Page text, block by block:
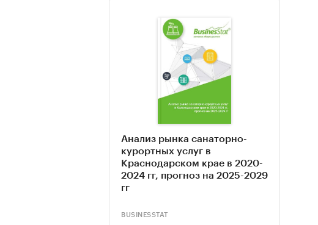
Анализ рынка санаторно-
курортных услуг в
Краснодарском крае в 2020-
2024 гг, прогноз на 2025-2029
гг
BUSINESSTAT